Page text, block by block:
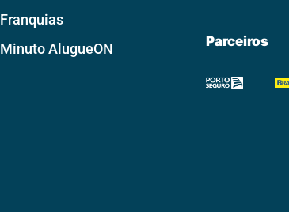
Franquias
Minuto AlugueON
Parceiros